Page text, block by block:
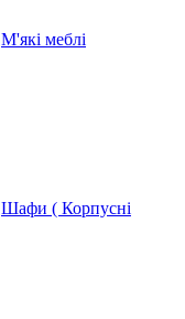
М'які меблі
Шафи ( Корпусні